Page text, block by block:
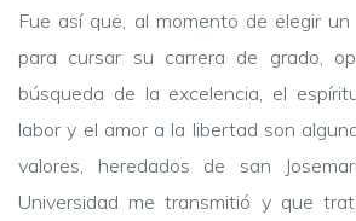
Fue así que, al momento de elegir
para cursar su carrera de grado,
búsqueda de la excelencia, el
labor y el amor a la libertad son
valores, heredados de san
Universidad me transmitió y que